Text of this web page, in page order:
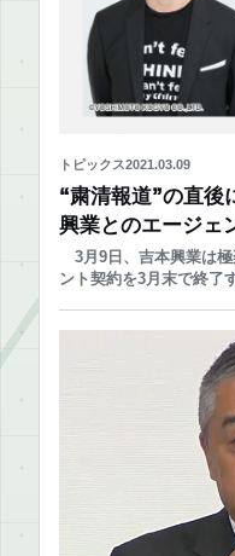
トピックス2021.03.09
“粛清報道”の直
興業とのエージェ
3月9日、吉本興業は極
ント契約を3月末で終了